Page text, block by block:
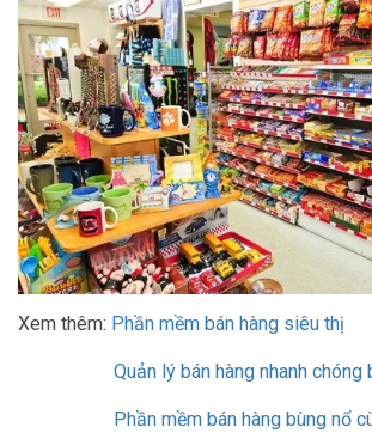
Xem thêm: Phần mềm bán hàng siêu thị
Quản lý bán hàng nhanh chóng
Phần mềm bán hàng bùng nổ